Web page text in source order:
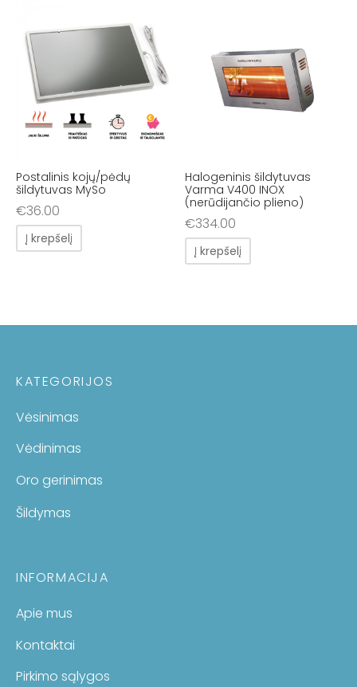
Postalinis kojų/pėdų
šildytuvas MySo
€36.00
Į krepšelį
Halogeninis šildytuvas
Varma V400 INOX
(nerūdijančio plieno)
€334.00
Į krepšelį
KATEGORIJOS
Vėsinimas
Vėdinimas
Oro gerinimas
Šildymas
INFORMACIJA
Apie mus
Kontaktai
Pirkimo sąlygos